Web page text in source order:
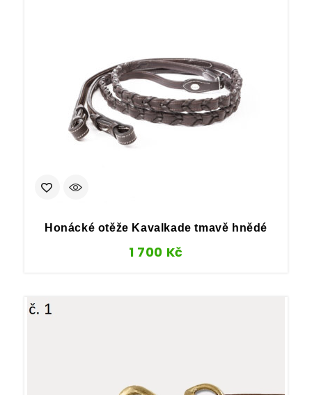
Honácké otěže Kavalkade tmavě hnědé
1 700 Kč